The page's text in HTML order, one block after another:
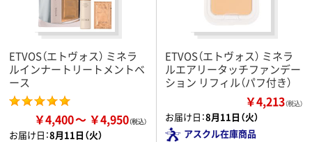
ETVOS（エトヴォス） ミネラ
ルインナートリートメントベ
ース
￥4,400 ￥4,950
お届け日：8月11日（火）
ETVOS（エトヴォス） ミネラ
ルエアリータッチファンデー
ション リフィル（パフ付き）
￥4,213（税込）
お届け日：8月11日（火）
アスクル在庫商品